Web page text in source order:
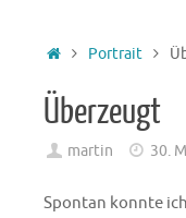
Startseite
Portrait
Überzeugt
martin 30.
Spontan konnte